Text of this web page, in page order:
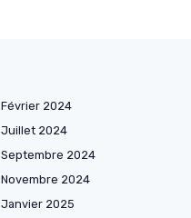
Février 2024
Juillet 2024
Septembre 2024
Novembre 2024
Janvier 2025